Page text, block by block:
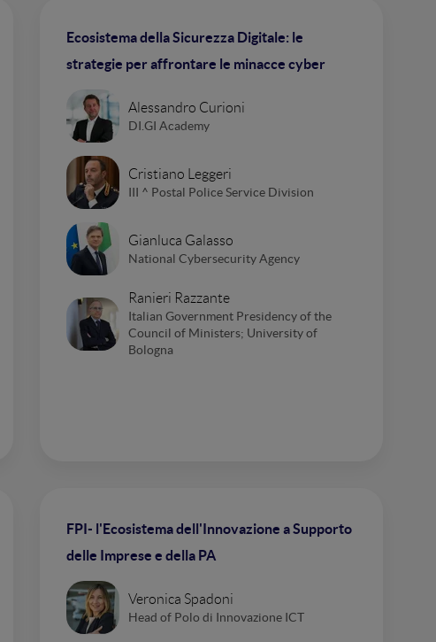
Ecosistema della Sicurezza Digitale: le
strategie per affrontare le minacce cyber
Alessandro Curioni
DI.GI Academy
Cristiano Leggeri
III ^ Postal Police Service Division
Gianluca Galasso
National Cybersecurity Agency
Ranieri Razzante
Italian Government Presidency of the
Council of Ministers; University of
Bologna
FPI- l'Ecosistema dell'Innovazione a Supporto
delle Imprese e della PA
Veronica Spadoni
Head of Polo di Innovazione ICT